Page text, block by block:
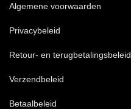
Algemene voorwaarden
Privacybeleid
Retour- en terugbetalingsbeleid
Verzendbeleid
Betaalbeleid